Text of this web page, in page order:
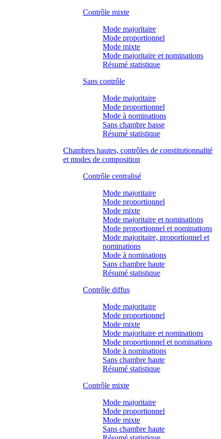
Contrôle mixte
Mode majoritaire
Mode proportionnel
Mode mixte
Mode majoritaire et nominations
Résumé statistique
Sans contrôle
Mode majoritaire
Mode proportionnel
Mode à nominations
Sans chambre basse
Résumé statistique
Chambres hautes, contrôles de constitutionnalité
et modes de composition
Contrôle centralisé
Mode majoritaire
Mode proportionnel
Mode mixte
Mode majoritaire et nominations
Mode proportionnel et nominations
Mode majoritaire, proportionnel et
nominations
Mode à nominations
Sans chambre haute
Résumé statistique
Contrôle diffus
Mode majoritaire
Mode proportionnel
Mode mixte
Mode majoritaire et nominations
Mode proportionnel et nominations
Mode à nominations
Sans chambre haute
Résumé statistique
Contrôle mixte
Mode majoritaire
Mode proportionnel
Mode mixte
Sans chambre haute